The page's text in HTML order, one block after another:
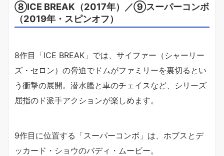
⑧ICE BREAK（2017年）／⑨スーパーコンボ
（2019年・スピンオフ）
8作目「ICE BREAK」では、サイファー（シャーリー
ズ・セロン）の脅迫でドムがファミリーを裏切るとい
う衝撃の展開。潜水艦と車のチェイスなど、シリーズ
屈指のド派手アクションが楽しめます。
9作目に位置する「スーパーコンボ」は、ホブスとデ
ッカード・ショウのバディ・ムービー。